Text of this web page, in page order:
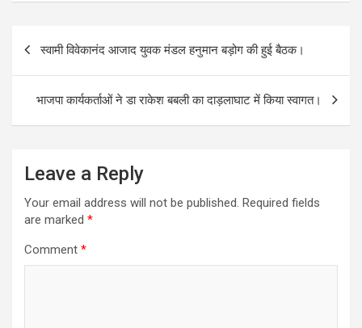
स्वामी विवेकानंद आजाद युवक मंडल हनुमान बड़ोग की हुई बैठक।
भाजपा कार्यकर्ताओं ने डा राकेश बबली का दाड़लाघाट में किया स्वागत।
Leave a Reply
Your email address will not be published. Required fields
are marked *
Comment *